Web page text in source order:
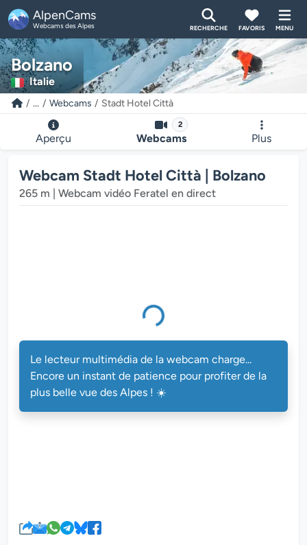
AlpenCams
Webcams des Alpes RECHERCHE FAVORIS MENU
Bolzano
Italie
... Webcams Stadt Hotel Città
Aperçu
2
Webcams Plus
Webcam Stadt Hotel Città | Bolzano
265 m | Webcam vidéo Feratel en direct
de la webcam charge...
Le lecteur multimédia de la webcam charge...
Encore un instant de patience pour profiter de la
plus belle vue des Alpes ! ☀️